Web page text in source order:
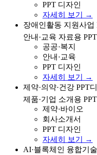
PPT 디자인
자세히 보기 →
장애인활동 지원사업
장애인활동 지원사업
안내·교육 자료용
공공·복지
안내·교육
PPT 디자인
자세히 보기 →
제약/의약·건강 분야
제약·의약·건강 PPT
제품·기업 소개용
제약·바이오
회사소개서
PPT 디자인
자세히 보기 →
인공지능·블록체인
AI·블록체인 융합기